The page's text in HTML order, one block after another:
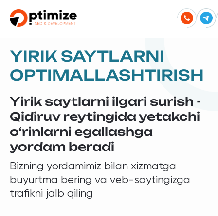
YIRIK SAYTLARNI
OPTIMALLASHTIRISH
Yirik saytlarni ilgari surish -
Qidiruv reytingida yetakchi
o‘rinlarni egallashga
yordam beradi
Bizning yordamimiz bilan xizmatga
buyurtma bering va veb-saytingizga
trafikni jalb qiling